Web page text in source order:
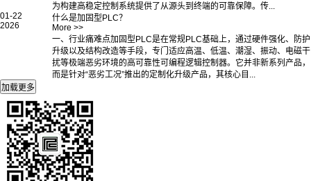
为构建高稳定控制系统提供了从源头到终端的可靠保障。传...
01-22
2026
什么是加固型PLC？
More >>
一、行业痛难点加固型PLC是在常规PLC基础上，通过硬件强化、防护
升级以及结构改造等手段，专门适应高温、低温、潮湿、振动、电磁干
扰等极端恶劣环境的高可靠性可编程逻辑控制器。它并非新系列产品，
而是针对“恶劣工况”推出的定制化升级产品，其核心目...